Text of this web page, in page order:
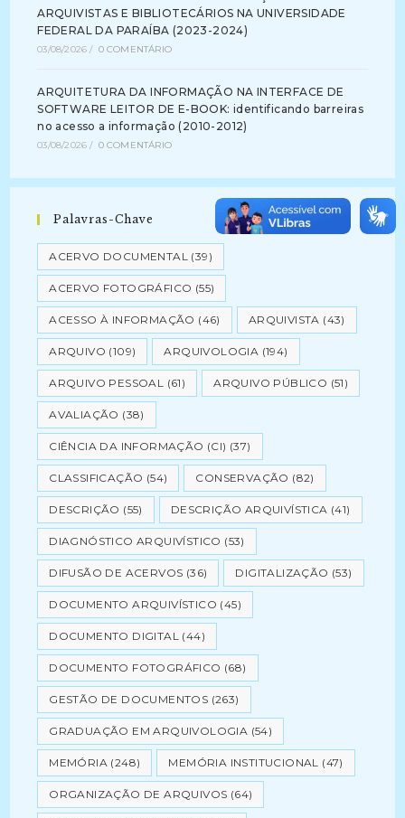
ARQUIVISTAS E BIBLIOTECÁRIOS NA UNIVERSIDADE
FEDERAL DA PARAÍBA (2023-2024)
03/08/2026 / 0 COMENTÁRIO
ARQUITETURA DA INFORMAÇÃO NA INTERFACE DE
SOFTWARE LEITOR DE E-BOOK: identificando barreiras
no acesso a informação (2010-2012)
03/08/2026 / 0 COMENTÁRIO
Palavras-Chave
ACERVO DOCUMENTAL (39)
ACERVO FOTOGRÁFICO (55)
ACESSO À INFORMAÇÃO (46) ARQUIVISTA (43)
ARQUIVO (109) ARQUIVOLOGIA (194)
ARQUIVO PESSOAL (61) ARQUIVO PÚBLICO (51)
AVALIAÇÃO (38)
CIÊNCIA DA INFORMAÇÃO (CI) (37)
CLASSIFICAÇÃO (54) CONSERVAÇÃO (82)
DESCRIÇÃO (55) DESCRIÇÃO ARQUIVÍSTICA (41)
DIAGNÓSTICO ARQUIVÍSTICO (53)
DIFUSÃO DE ACERVOS (36) DIGITALIZAÇÃO (53)
DOCUMENTO ARQUIVÍSTICO (45)
DOCUMENTO DIGITAL (44)
DOCUMENTO FOTOGRÁFICO (68)
GESTÃO DE DOCUMENTOS (263)
GRADUAÇÃO EM ARQUIVOLOGIA (54)
MEMÓRIA (248) MEMÓRIA INSTITUCIONAL (47)
ORGANIZAÇÃO DE ARQUIVOS (64)